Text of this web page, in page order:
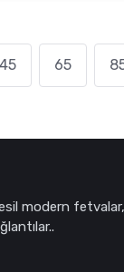
45 65
modern